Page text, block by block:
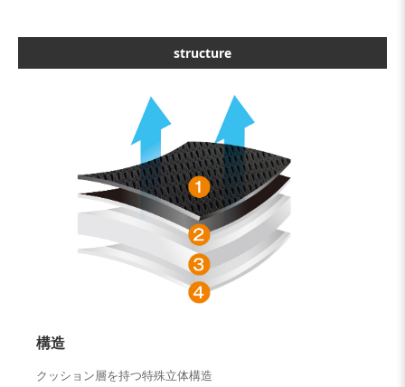
structure
構造
クッション層を持つ特殊立体構造